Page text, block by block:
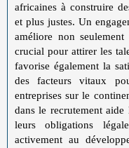
africaines à construire
et plus justes. Un
améliore non
crucial pour attirer les
favorise également la
des facteurs vitaux
entreprises sur le
dans le recrutement aide
leurs obligations
activement au